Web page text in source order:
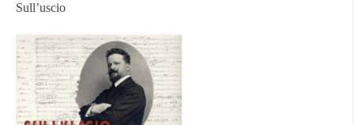
Sull’uscio